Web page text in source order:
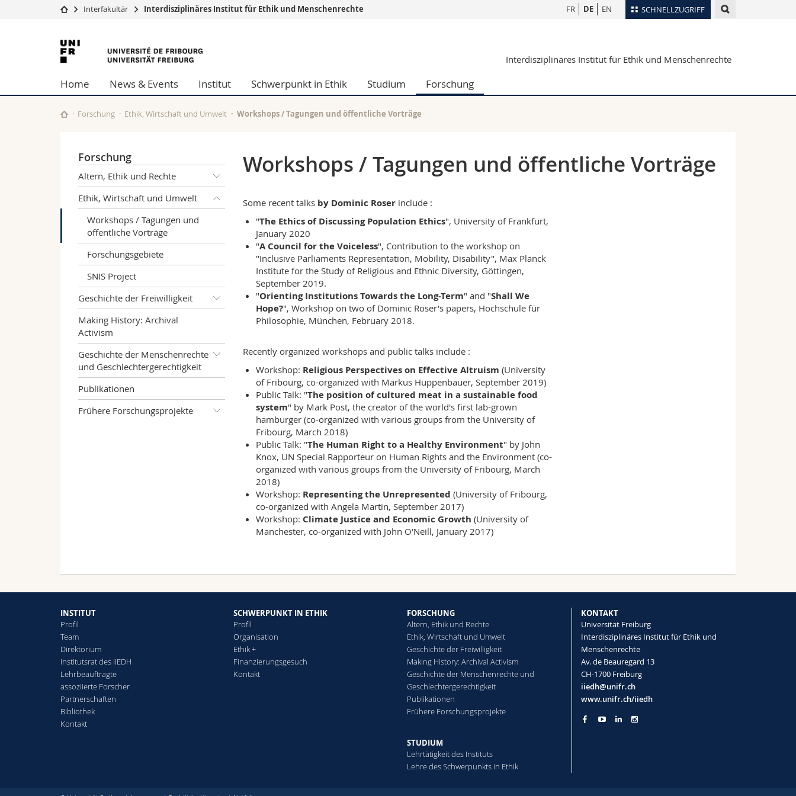
SCHNELLZUGRIFF
Universität
Studium
Forschung
Universität
Weiterbildung
Wirtschafts- und Sozialwissenschaftliche Fak.
Philosophische Fak.
Fak. für Erziehungs- und Bildungswissenschaften
Math.-Nat. und Med. Fak.
Studieninteressierte
Medien
Forschende
Ortsplan
Webmail
FR DE EN
Interfakultär Interdisziplinäres Institut für Ethik und Menschenrechte
Universität
Freiburg
Interdisziplinäres Institut für Ethik und Menschenrechte
Home News & Events Institut Schwerpunkt in Ethik Studium Forschung
Forschung Ethik, Wirtschaft und Umwelt Workshops / Tagungen und öffentliche Vorträge
Forschung
Altern, Ethik und Rechte
Ethik, Wirtschaft und Umwelt
Workshops / Tagungen und
öffentliche Vorträge
Forschungsgebiete
SNIS Project
Geschichte der Freiwilligkeit
Making History: Archival
Activism
Geschichte der Menschenrechte
und Geschlechtergerechtigkeit
Publikationen
Frühere Forschungsprojekte
Workshops / Tagungen und öffentliche Vorträge
Some recent talks by Dominic Roserinclude :
"The Ethics of Discussing Population Ethics", University of Frankfurt,
January 2020
"A Council for the Voiceless", Contribution to the workshop on
"Inclusive Parliaments Representation, Mobility, Disability", Max Planck
Institute for the Study of Religious and Ethnic Diversity, Göttingen,
September 2019.
"Orienting Institutions Towards the Long-Term" and "Shall We
Hope?", Workshop on two of Dominic Roser's papers, Hochschule für
Philosophie, München, February 2018.
Recently organized workshops and public talks include :
Workshop: Religious Perspectives on Effective Altruism (University
of Fribourg, co-organized with Markus Huppenbauer, September 2019)
Public Talk: "The position of cultured meat in a sustainable food
system" by Mark Post, the creator of the world's first lab-grown
hamburger (co-organized with various groups from the University of
Fribourg, March 2018)
Public Talk: "The Human Right to a Healthy Environment" by John
Knox, UN Special Rapporteur on Human Rights and the Environment (co-
organized with various groups from the University of Fribourg, March
2018)
Workshop: Representing the Unrepresented (University of Fribourg,
co-organized with Angela Martin, September 2017)
Workshop: Climate Justice and Economic Growth (University of
Manchester, co-organized with John O'Neill, January 2017)
INSTITUT
Profil
Team
Direktorium
Institutsrat des IIEDH
Lehrbeauftragte
assoziierte Forscher
Partnerschaften
Bibliothek
Kontakt
SCHWERPUNKT IN ETHIK
Profil
Organisation
Ethik +
Finanzierungsgesuch
Kontakt
FORSCHUNG
Altern, Ethik und Rechte
Ethik, Wirtschaft und Umwelt
Geschichte der Freiwilligkeit
Making History: Archival Activism
Geschichte der Menschenrechte und
Geschlechtergerechtigkeit
Publikationen
Frühere Forschungsprojekte
STUDIUM
Lehrtätigkeit des Instituts
Lehre des Schwerpunkts in Ethik
KONTAKT
Universität Freiburg
Interdisziplinäres Institut für Ethik und
Menschenrechte
Av. de Beauregard 13
CH-1700 Freiburg
iiedh@unifr.ch
www.unifr.ch/iiedh